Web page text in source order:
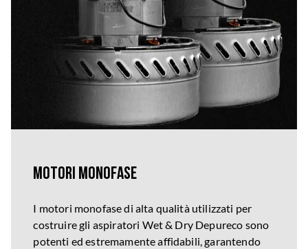
Motori monofase
I motori monofase di alta qualità utilizzati per
costruire gli aspiratori Wet & Dry Depureco sono
potenti ed estremamente affidabili, garantendo